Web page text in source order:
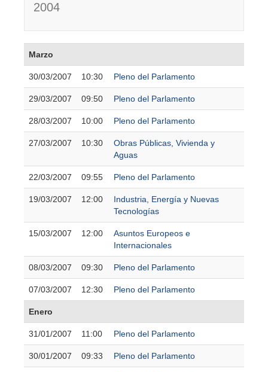
2004
Marzo
30/03/2007 10:30 Pleno del Parlamento
29/03/2007 09:50 Pleno del Parlamento
28/03/2007 10:00 Pleno del Parlamento
27/03/2007 10:30
Obras Públicas, Vivienda y
Aguas
22/03/2007 09:55 Pleno del Parlamento
19/03/2007 12:00
Industria, Energía y Nuevas
Tecnologías
15/03/2007 12:00
Asuntos Europeos e
Internacionales
08/03/2007 09:30 Pleno del Parlamento
07/03/2007 12:30 Pleno del Parlamento
Enero
31/01/2007 11:00 Pleno del Parlamento
30/01/2007 09:33 Pleno del Parlamento